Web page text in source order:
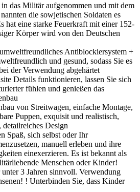
das Militär aufgenommen und mit dem
die sowjetischen Soldaten es
hat eine starke Feuerkraft mit einer 152-
Körper wird von den Deutschen
Antiblockiersystem +
und gesund, sodass Sie es
der Verwendung abgehärtet
Details funktionieren, lassen Sie sich
fühlen und genießen das
von Streitwagen, einfache Montage,
Puppen, exquisit und realistisch,
Design
Spaß, sich selbst oder Ihr
manuell erleben und ihre
einexerzieren. Es ist bekannt als
Menschen oder Kinder!
3 Jahren sinnvoll. Verwendung
! Unterbinden Sie, dass Kinder